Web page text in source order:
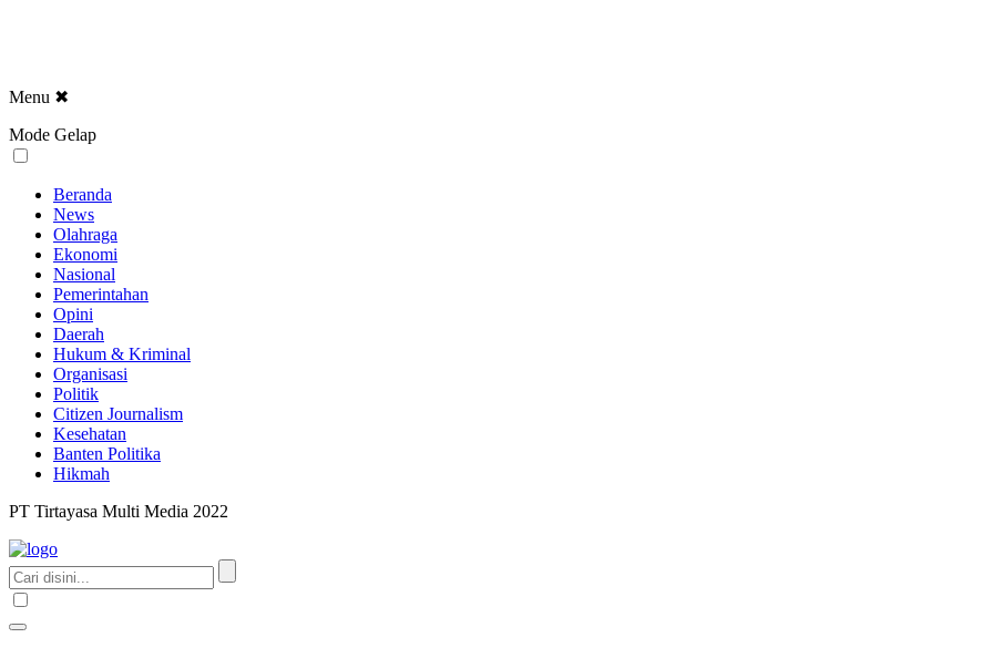
Menu ✖
Mode Gelap
Beranda
News
Olahraga
Ekonomi
Nasional
Pemerintahan
Opini
Daerah
Hukum & Kriminal
Organisasi
Politik
Citizen Journalism
Kesehatan
Banten Politika
Hikmah
PT Tirtayasa Multi Media 2022